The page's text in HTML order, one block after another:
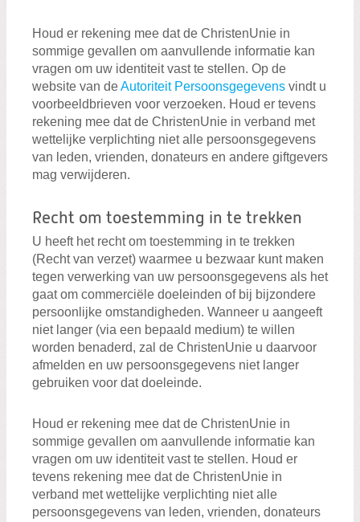
Houd er rekening mee dat de ChristenUnie in
sommige gevallen om aanvullende informatie kan
vragen om uw identiteit vast te stellen. Op de
website van deAutoriteit Persoonsgegevens vindt u
voorbeeldbrieven voor verzoeken. Houd er tevens
rekening mee dat de ChristenUnie in verband met
wettelijke verplichting niet alle persoonsgegevens
van leden, vrienden, donateurs en andere giftgevers
mag verwijderen.
Recht om toestemming in te trekken
U heeft het recht om toestemming in te trekken
(Recht van verzet) waarmee u bezwaar kunt maken
tegen verwerking van uw persoonsgegevens als het
gaat om commerciële doeleinden of bij bijzondere
persoonlijke omstandigheden. Wanneer u aangeeft
niet langer (via een bepaald medium) te willen
worden benaderd, zal de ChristenUnie u daarvoor
afmelden en uw persoonsgegevens niet langer
gebruiken voor dat doeleinde.
Houd er rekening mee dat de ChristenUnie in
sommige gevallen om aanvullende informatie kan
vragen om uw identiteit vast te stellen. Houd er
tevens rekening mee dat de ChristenUnie in
verband met wettelijke verplichting niet alle
persoonsgegevens van leden, vrienden, donateurs